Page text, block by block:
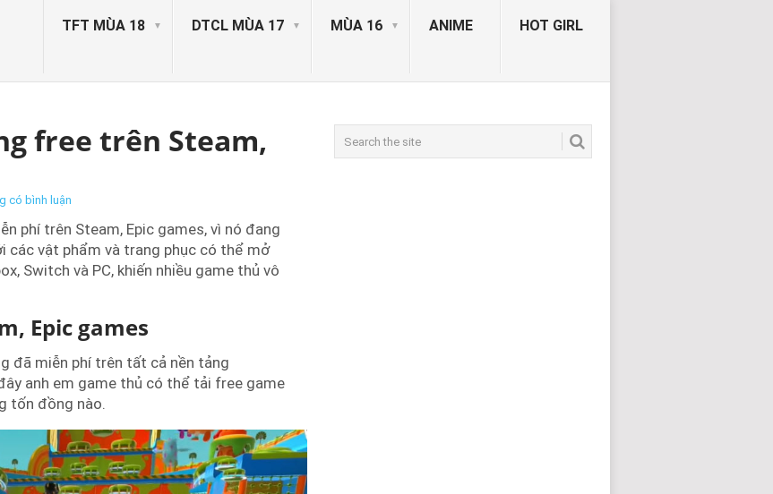
TFT MÙA 18 DTCL MÙA 17 MÙA 16 ANIME HOT GIRL
free trên Steam,
có bình luận
phí trên Steam, Epic games, vì nó đang
các vật phẩm và trang phục có thể mở
Switch và PC, khiến nhiều game thủ vô
Epic games
đã miễn phí trên tất cả nền tảng
anh em game thủ có thể tải free game
tốn đồng nào.